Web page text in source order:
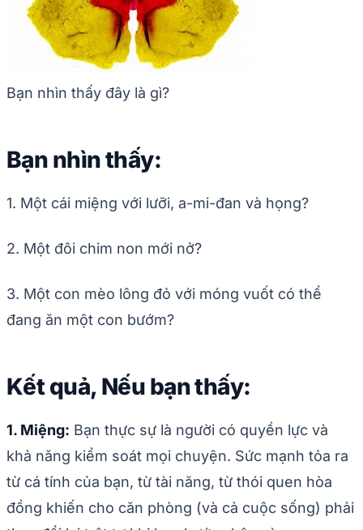
Bạn nhìn thấy đây là gì?
Bạn nhìn thấy:
1. Một cái miệng với lưỡi, a-mi-đan và họng?
2. Một đôi chim non mới nở?
3. Một con mèo lông đỏ với móng vuốt có thể
đang ăn một con bướm?
Kết quả, Nếu bạn thấy:
1. Miệng: Bạn thực sự là người có quyền lực và
khả năng kiểm soát mọi chuyện. Sức mạnh tỏa ra
từ cá tính của bạn, từ tài năng, từ thói quen hòa
đồng khiến cho căn phòng (và cả cuộc sống) phải